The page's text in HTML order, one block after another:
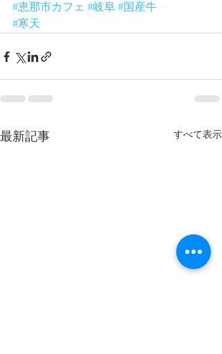
#恵那市カフェ #岐阜 #国産牛
#寒天
最新記事 すべて表示